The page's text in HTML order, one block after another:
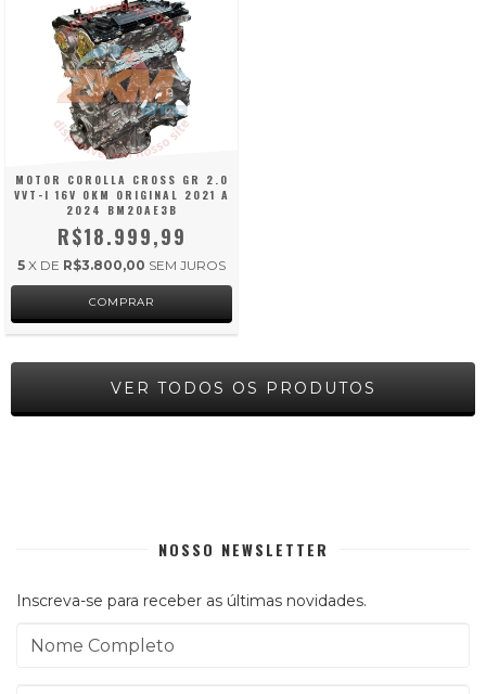
MOTOR COROLLA CROSS GR 2.0
VVT-I 16V 0KM ORIGINAL 2021 A
2024 BM20AE3B
R$18.999,99
5 X DE R$3.800,00 SEM JUROS
VER TODOS OS PRODUTOS
NOSSO NEWSLETTER
Inscreva-se para receber as últimas novidades.